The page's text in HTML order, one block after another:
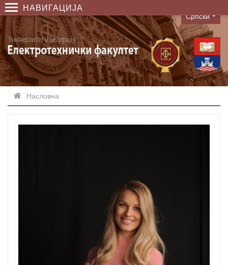
НАВИГАЦИЈА
Language
Српски
Насловна